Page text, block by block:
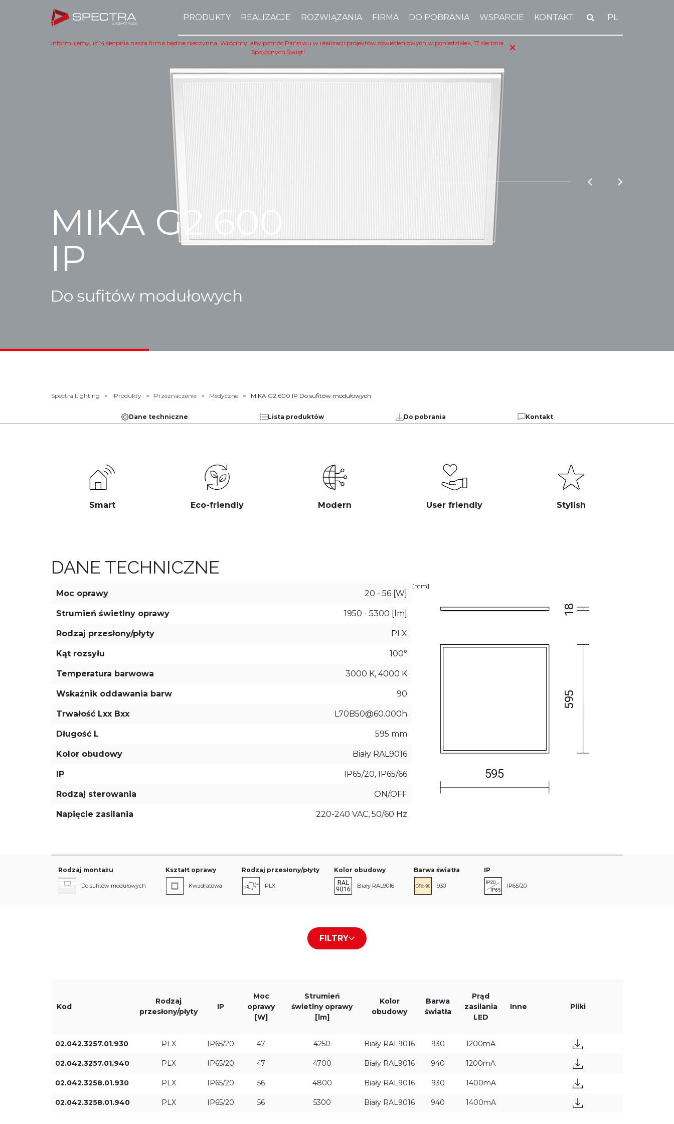
PRODUKTY REALIZACJE ROZWIĄZANIA FIRMA DO POBRANIA WSPARCIE KONTAKT PL
Informujemy, iż 14 sierpnia nasza firma będzie nieczynna. Wrócimy, aby pomóc Państwu w realizacji projektów oświetleniowych w poniedziałek, 17 sierpnia.
Spokojnych Świąt!
×
MIKA G2 600
IP
Do sufitów modułowych
Spectra Lighting Produkty Przeznaczenie Medyczne MIKA G2 600 IP Do sufitów modułowych
Dane techniczne Lista produktów Do pobrania Kontakt
Smart Eco-friendly Modern User friendly Stylish
DANE TECHNICZNE
Moc oprawy 20 - 56 [W]
Strumień świetlny oprawy 1950 - 5300 [lm]
Rodzaj przesłony/płyty PLX
Kąt rozsyłu 100°
Temperatura barwowa 3000 K, 4000 K
Wskaźnik oddawania barw 90
Trwałość Lxx Bxx L70B50@60.000h
Długość L 595 mm
Kolor obudowy Biały RAL9016
IP IP65/20, IP65/66
Rodzaj sterowania ON/OFF
Napięcie zasilania 220-240 VAC, 50/60 Hz
[mm]
Rodzaj montażu
Do sufitów modułowych
Kształt oprawy
Kwadratowa
Rodzaj przesłony/płyty
PLX
Kolor obudowy
Biały RAL9016
Barwa światła
930
IP
IP65/20
700mA
1200mA
+ Pokaż więcej
ZASTOSUJ FILTRY
FILTRY
Kod
Rodzaj
przesłony/płyty
IP
Moc
oprawy
[W]
Strumień
świetlny oprawy
[lm]
Kolor
obudowy
Barwa
światła
Prąd
zasilania
LED
Inne Pliki
02.042.3257.01.930 PLX IP65/20 47 4250 Biały RAL9016 930 1200mA
02.042.3257.01.940 PLX IP65/20 47 4700 Biały RAL9016 940 1200mA
02.042.3258.01.930 PLX IP65/20 56 4800 Biały RAL9016 930 1400mA
02.042.3258.01.940 PLX IP65/20 56 5300 Biały RAL9016 940 1400mA